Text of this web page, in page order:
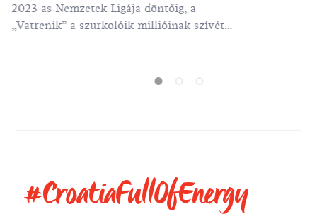
2023-as Nemzetek Ligája döntőig, a
„Vatrenik” a szurkolóik millióinak szívét
#CroatiaFullOfEnergy